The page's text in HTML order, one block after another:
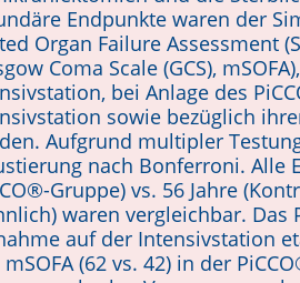
Endpunkte waren der
Organ Failure Assessment
Coma Scale (GCS),
bei Anlage des
sowie bezüglich
Aufgrund multipler
nach Bonferroni. Alle
Gruppe) vs. 56 Jahre
waren vergleichbar.
auf der Intensivstation
(62 vs. 42) in der